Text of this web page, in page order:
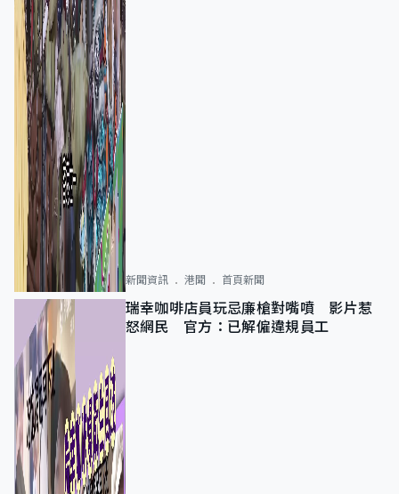
新聞資訊 港聞 首頁新聞
瑞幸咖啡店員玩忌廉槍對嘴噴 影片惹
怒網民 官方：已解僱違規員工